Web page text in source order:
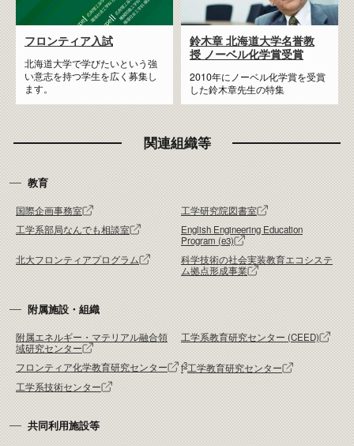
フロンティア入試
北海道大学で学びたいという強
い意志を持つ学生を広く募集し
ます。
鈴木章 北海道大学名誉教
授 ノーベル化学賞受賞
2010年にノーベル化学賞を受賞
した鈴木章先生の特集
関連組織等
教育
国際企画事務室
工学研究院図書室
工学系部局なんでも相談室
English Engineering Education
Program (e3)
北大フロンティアプログラム
科学技術の社会実装教育エコシステ
ム拠点形成事業
附属施設・組織
附属エネルギー・マテリアル融合領
域研究センター
工学系教育研究センター (CEED)
フロンティア化学教育研究センター f3工学教育研究センター
工学系技術センター
共同利用施設等